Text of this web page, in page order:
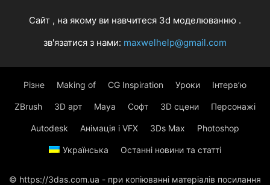
Cайт , на якому ви навчитеся 3d моделюванню .
зв'язатися з нами: maxwelhelp@gmail.com
Різне Making of CG Inspiration Уроки Інтерв’ю
ZBrush 3D арт Maya Софт 3D сцени Персонажі
Autodesk Анімація і VFX 3Ds Max Photoshop
Українська Останні новини та статті
© https://3das.com.ua - при копіюванні матеріалів посилання